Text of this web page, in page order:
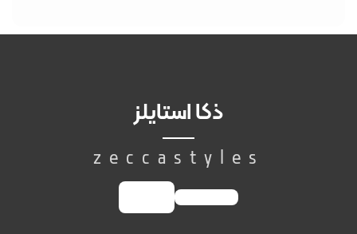
ذکا استایلز
zeccastyles